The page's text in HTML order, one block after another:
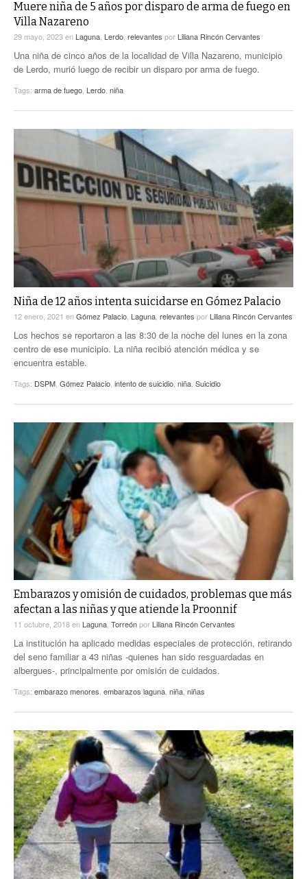
Muere niña de 5 años por disparo de arma de fuego en
Villa Nazareno
29 mayo, 2023en Laguna, Lerdo, relevantes por Liliana Rincón Cervantes
Una niña de cinco años de la localidad de Villa Nazareno, municipio
de Lerdo, murió luego de recibir un disparo por arma de fuego.
Tags: arma de fuego, Lerdo, niña
Niña de 12 años intenta suicidarse en Gómez Palacio
12 enero, 2021 enGómez Palacio Laguna relevantes por Liliana Rincón Cervantes
Los hechos se reportaron a las 8:30 de la noche del lunes en la zona
centro de ese municipio. La niña recibió atención médica y se
encuentra estable.
Tags: DSPM Gómez Palacio intento de suicidio niña Suicidio
Embarazos y omisión de cuidados, problemas que más
afectan a las niñas y que atiende la Proonnif
11 octubre, 2018en Laguna, Torreónpor Liliana Rincón Cervantes
La institución ha aplicado medidas especiales de protección, retirando
del seno familiar a 43 niñas -quienes han sido resguardadas en
albergues-, principalmente por omisión de cuidados.
Tags: embarazo menores, embarazos laguna, niña, niñas